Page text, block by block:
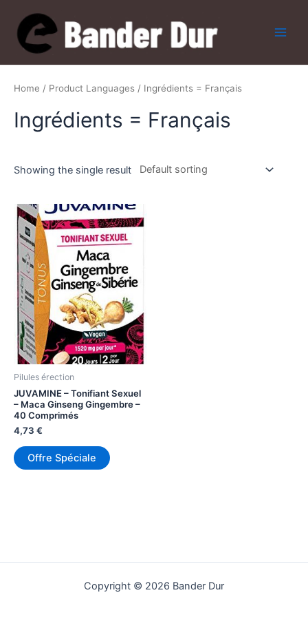
content
Home / Product Languages / Ingrédients = Français
Ingrédients = Français
Showing the single result
Pilules érection
JUVAMINE – Tonifiant Sexuel
– Maca Ginseng Gingembre –
40 Comprimés
4,73 €
Offre Spéciale
Copyright © 2026 Bander Dur